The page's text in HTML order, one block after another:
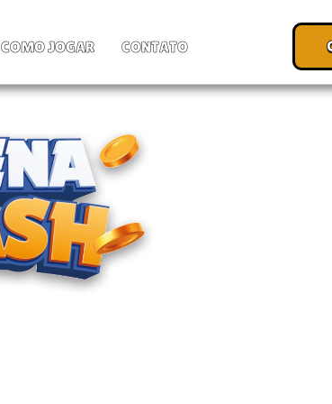
COMO JOGAR CONTATO